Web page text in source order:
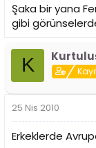
Şaka bir yana
gibi
K
25 Nis 2010
Erkeklerde